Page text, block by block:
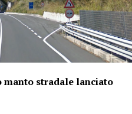
stradale lanciato